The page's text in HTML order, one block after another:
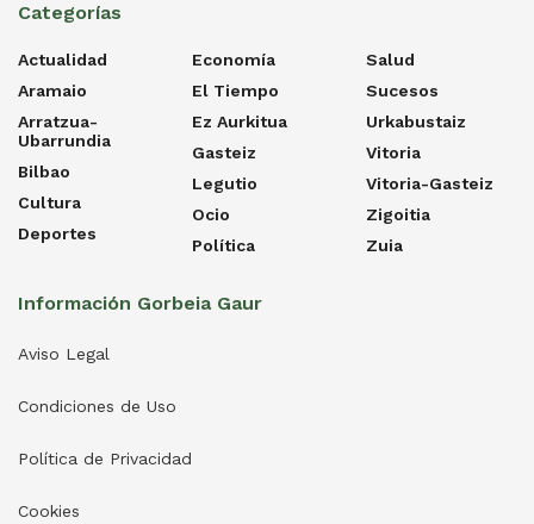
Categorías
Actualidad
Aramaio
Arratzua-
Ubarrundia
Bilbao
Cultura
Deportes
Economía
El Tiempo
Ez Aurkitua
Gasteiz
Legutio
Ocio
Política
Salud
Sucesos
Urkabustaiz
Vitoria
Vitoria-Gasteiz
Zigoitia
Zuia
Información Gorbeia Gaur
Aviso Legal
Condiciones de Uso
Política de Privacidad
Cookies